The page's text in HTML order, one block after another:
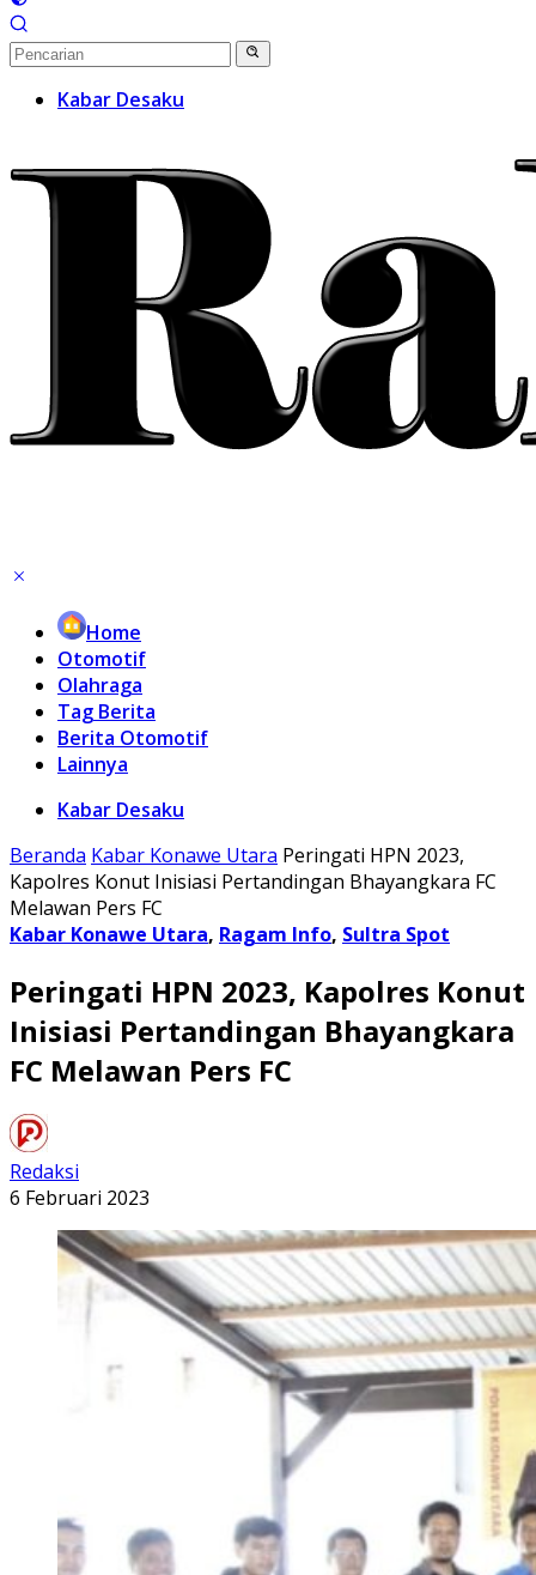
Kabar Desaku
Home
Otomotif
Olahraga
Tag Berita
Berita Otomotif
Lainnya
Kabar Desaku
Beranda Kabar Konawe Utara Peringati HPN 2023,
Kapolres Konut Inisiasi Pertandingan Bhayangkara FC
Melawan Pers FC
Kabar Konawe Utara, Ragam Info, Sultra Spot
Peringati HPN 2023, Kapolres Konut
Inisiasi Pertandingan Bhayangkara
FC Melawan Pers FC
Redaksi
6 Februari 2023